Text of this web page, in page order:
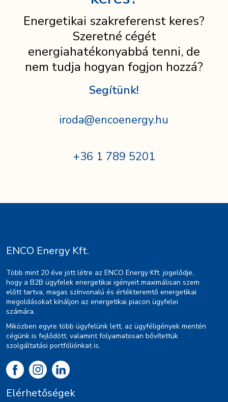
Energetikai szakreferenst keres?
Szeretné cégét
energiahatékonyabbá tenni, de
nem tudja hogyan fogjon hozzá?
Segítünk!
iroda@encoenergy.hu
+36 1 789 5201
ENCO Energy Kft.
Több mint 20 éve jött létre az ENCO Energy Kft. jogelődje,
hogy a B2B ügyfelek energetikai igényeit maximálisan szem
előtt tartva, magas színvonalú és értékteremtő energetikai
megoldásokat kínáljon az energetikai piacon ügyfelei
számára.
Miközben egyre több ügyfelünk lett, az ügyféligények mentén
cégünk is fejlődött, valamint folyamatosan bővítettük
szolgáltatási portfóliónkat is.
Elérhetőségek